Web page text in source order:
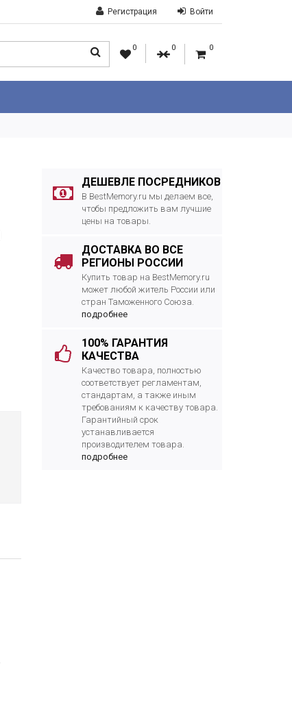
Регистрация Войти
0 0 0
ДЕШЕВЛЕ ПОСРЕДНИКОВ
В BestMemory.ru мы делаем все,
чтобы предложить вам лучшие
цены на товары.
ДОСТАВКА ВО ВСЕ
РЕГИОНЫ РОССИИ
Купить товар на BestMemory.ru
может любой житель России или
стран Таможенного Союза.
подробнее
100% ГАРАНТИЯ
КАЧЕСТВА
Качество товара, полностью
соответствует регламентам,
стандартам, а также иным
требованиям к качеству товара.
Гарантийный срок
устанавливается
производителем товара.
подробнее